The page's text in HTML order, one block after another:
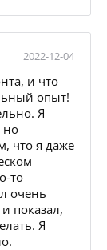
2022-12-04
и что
опыт!
Я
но
что я даже
то
очень
показал,
Я